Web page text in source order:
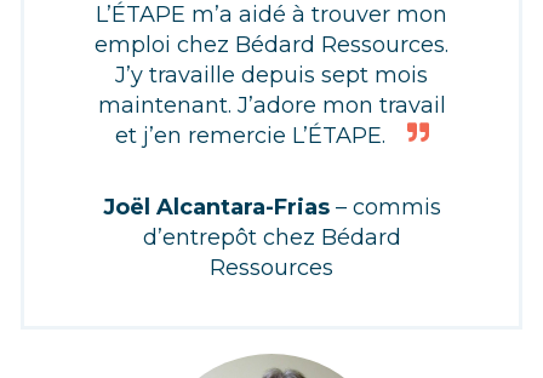
L’ÉTAPE m’a aidé à trouver mon
emploi chez Bédard Ressources.
J’y travaille depuis sept mois
maintenant. J’adore mon travail
et j’en remercie L’ÉTAPE.
Joël Alcantara-Frias – commis
d’entrepôt chez Bédard
Ressources